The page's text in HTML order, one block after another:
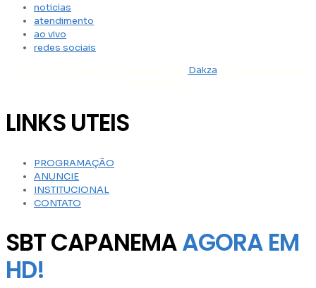
noticias
atendimento
ao vivo
redes sociais
Dakza
LINKS UTEIS
PROGRAMAÇÃO
ANUNCIE
INSTITUCIONAL
CONTATO
SBT CAPANEMAAGORA EM
HD!